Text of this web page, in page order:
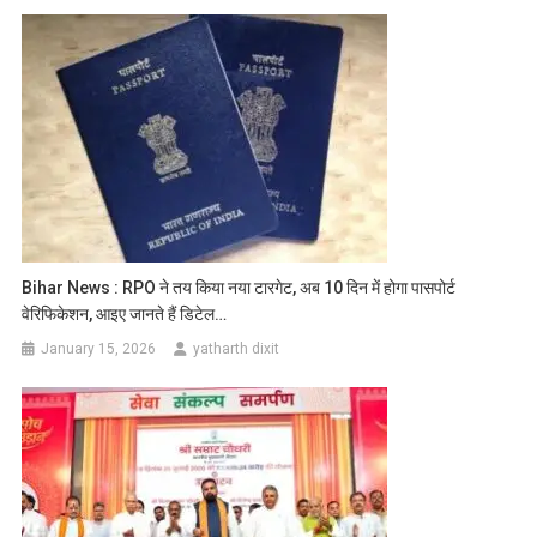
Bihar News : RPO ने तय किया नया टारगेट, अब 10 दिन में होगा पासपोर्ट
वेरिफिकेशन, आइए जानते हैं डिटेल…
January 15, 2026 yatharth dixit